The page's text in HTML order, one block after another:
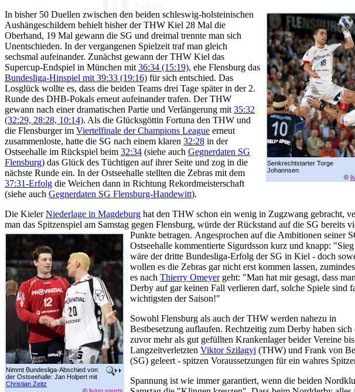
Senkrechtstarter Torge
Johannsen
©
In bisher 50 Duellen zwischen den beiden schleswig-holsteinischen
Aushängeschildern behielt bisher der THW Kiel 28 Mal die
Oberhand, 19 Mal gewann die SG und dreimal trennte man sich
Unentschieden. In der vergangenen Spielzeit traf man gleich
sechsmal aufeinander. Zunächst gewann der THW Kiel das
Supercup-Endspiel in München mit 36:34 (15:19), ehe Flensburg das
Bundesliga-Hinspiel mit 39:33 (19:16) für sich entschied. Das
Losglück wollte es, dass die beiden Teams drei Tage später in der 2.
Runde des DHB-Pokals erneut aufeinander trafen. Der THW
gewann nach einer dramatischen Partie und Verlängerung mit 35:32
(32:29, 28:28, 10:14). Als die Glücksgöttin Fortuna den THW und
die Flensburger im Viertelfinale der Champions League erneut
zusammenloste, hatte die SG nach einem klaren 32:28 in der
Ostseehalle im Rückspiel beim 32:34 (siehe auch Gegnerdaten SG
Flensburg) das Glück des Tüchtigen auf ihrer Seite und zog in die
nächste Runde ein. In der Ostseehalle stellten die Zebras mit dem
37:31-Erfolg die Weichen dann in Richtung Rekordmeisterschaft
(siehe auch Gegnerdaten SG Flensburg-Handewitt).
Die KielerNiederlage in Magdeburg hat den THW schon ein wenig in Zugzwang gebracht,
man das Spitzenspiel am Samstag gegen Flensburg, würde der Rückstand auf die SG bereits
Punkte betragen.
Nimmt Bundesliga-Abschied von
der Ostseehalle: Jan Holpert mit
Christian Zeitz
© living sports
Angesprochen auf die Ambitionen seiner
Ostseehalle kommentierte Sigurdsson kurz und knapp:
wäre der dritte Bundesliga-Erfolg der SG in Kiel - doch
wollen es die Zebras gar nicht erst kommen lassen,
es nach Thierry Omeyergeht: "Man hat mir gesagt, dass
Derby auf gar keinen Fall verlieren darf, solche Spiele sind
wichtigsten der Saison!"
Sowohl Flensburg als auch der THW werden nahezu in
Bestbesetzung auflaufen. Rechtzeitig zum Derby haben sich
zuvor mehr als gut gefüllten Krankenlager beider Vereine
Langzeitverletzten Viktor Szilagyi (THW) und Frank von
(SG) geleert - spitzen Voraussetzungen für ein wahres
Spannung ist wie immer garantiert, wenn die beiden